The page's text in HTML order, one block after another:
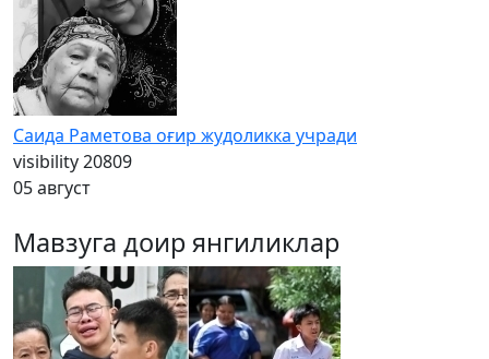
Саида Раметова оғир жудоликка учради
visibility20809
05 август
Мавзуга доир янгиликлар